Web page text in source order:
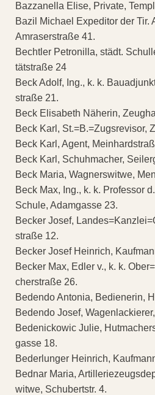
Bazzanella Elise, Private,
Bazil Michael Expeditor der Tir.
Amraserstraße 41.
Bechtler Petronilla, städt.
tätstraße 24
Beck Adolf, Ing., k. k.
straße 21.
Beck Elisabeth Näherin,
Beck Karl, St.=B.=Zugsrevisor,
Beck Karl, Agent,
Beck Karl, Schuhmacher,
Beck Maria, Wagnerswitwe,
Beck Max, Ing., k. k. Professor
Schule, Adamgasse 23.
Becker Josef,
straße 12.
Becker Josef Heinrich,
Becker Max, Edler v., k. k.
cherstraße 26.
Bedendo Antonia, Bedienerin,
Bedendo Josef,
Bedenickowic Julie,
gasse 18.
Bederlunger Heinrich,
Bednar Maria,
witwe, Schubertstr. 4.